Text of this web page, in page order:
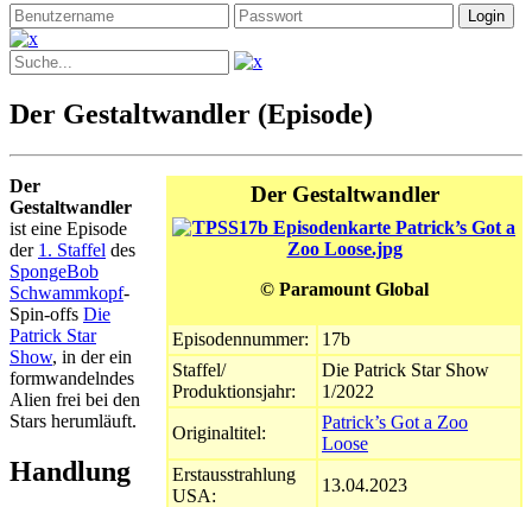
Der Gestaltwandler (Episode)
Der Gestaltwandler
© Paramount Global
Episodennummer:
17b
Staffel/
Produktionsjahr:
Die Patrick Star Show
1/2022
Originaltitel:
Patrick’s Got a Zoo
Loose
Erstausstrahlung
USA:
13.04.2023
Der
Gestaltwandler
ist eine Episode
der 1. Staffel des
SpongeBob
Schwammkopf-
Spin-offs Die
Patrick Star
Show, in der ein
formwandelndes
Alien frei bei den
Stars herumläuft.
Handlung